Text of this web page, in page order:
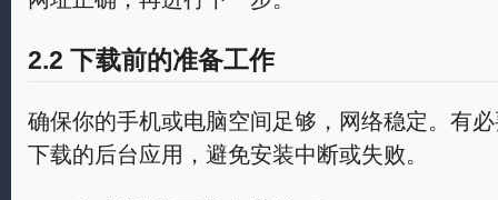
2.2 下载前的准备工作
确保你的手机或电脑空间足够，网络稳定。有
下载的后台应用，避免安装中断或失败。